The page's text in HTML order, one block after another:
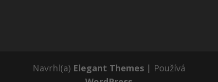
Navrhl(a) Elegant Themes| Používá